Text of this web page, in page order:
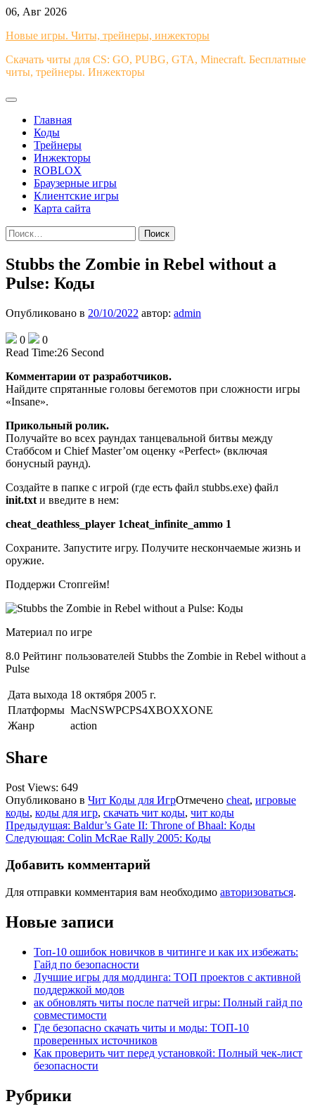
Перейти
содержимому
06, Авг 2026
Новые игры. Читы, трейнеры, инжекторы
Скачать читы для CS: GO, PUBG, GTA, Minecraft. Бесплатные
читы, трейнеры. Инжекторы
Главная
Коды
Трейнеры
Инжекторы
ROBLOX
Браузерные игры
Клиентские игры
Карта сайта
Найти:
Stubbs the Zombie in Rebel without a
Pulse: Коды
Опубликовано в 20/10/2022 автор: admin
0
0
Read Time:26 Second
Комментарии от разработчиков.
Найдите спрятанные головы бегемотов при сложности игры
«Insane».
Прикольный ролик.
Получайте во всех раундах танцевальной битвы между
Стаббсом и Chief Master’ом оценку «Perfect» (включая
бонусный раунд).
Создайте в папке с игрой (где есть файл stubbs.exe) файл
init.txt и введите в нем:
cheat_deathless_player 1cheat_infinite_ammo 1
Сохраните. Запустите игру. Получите нескончаемые жизнь и
оружие.
Поддержи Стопгейм!
Материал по игре
8.0 Рейтинг пользователей Stubbs the Zombie in Rebel without a
Pulse
Дата выхода 18 октября 2005 г.
Платформы MacNSWPCPS4XBOXXONE
Жанр
action
Share
Post Views: 649
Опубликовано в Чит Коды для ИгрОтмечено cheat, игровые
коды, коды для игр, скачать чит коды, чит коды
Навигация
по
записям
Предыдущая: Baldur’s Gate II: Throne of Bhaal: Коды
Следующая: Colin McRae Rally 2005: Коды
Добавить комментарий
Для отправки комментария вам необходимо авторизоваться.
Новые записи
Топ-10 ошибок новичков в читинге и как их избежать:
Гайд по безопасности
Лучшие игры для моддинга: ТОП проектов с активной
поддержкой модов
ак обновлять читы после патчей игры: Полный гайд по
совместимости
Где безопасно скачать читы и моды: ТОП-10
проверенных источников
Как проверить чит перед установкой: Полный чек-лист
безопасности
Рубрики